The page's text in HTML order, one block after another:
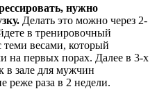
нужно
Делать это можно через 2-
в тренировочный
теми весами, который
на первых порах. Далее в 3-х
в зале для мужчин
реже раза в 2 недели.